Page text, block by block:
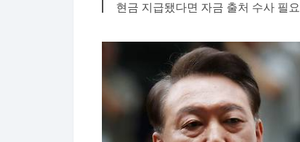
현금 지급됐다면 자금 출처 수사 필요